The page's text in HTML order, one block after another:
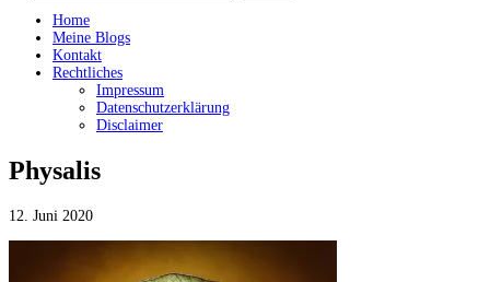
Home
Meine Blogs
Kontakt
Rechtliches
Impressum
Datenschutzerklärung
Disclaimer
Physalis
12. Juni 2020